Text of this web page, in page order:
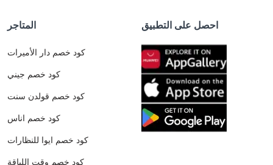
المتاجر
كود خصم دار الأميرات
كود خصم جيني
كود خصم قولدن سنت
كود خصم اناس
كود خصم ايوا للنظارات
كود خصم وقت اللياقة
احصل على التطبيق